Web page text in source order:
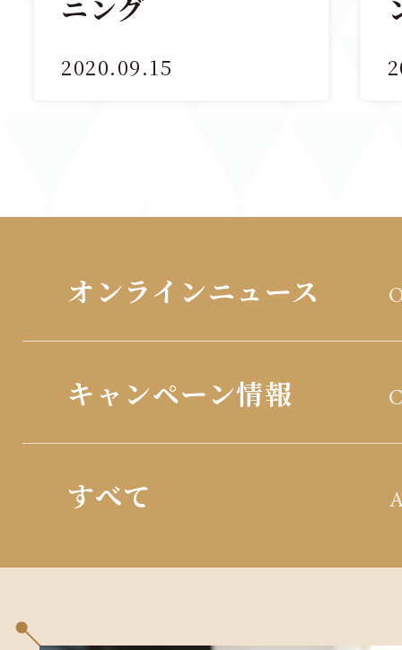
ニング
2020.09.15
オンラインニュース
キャンペーン情報
すべて